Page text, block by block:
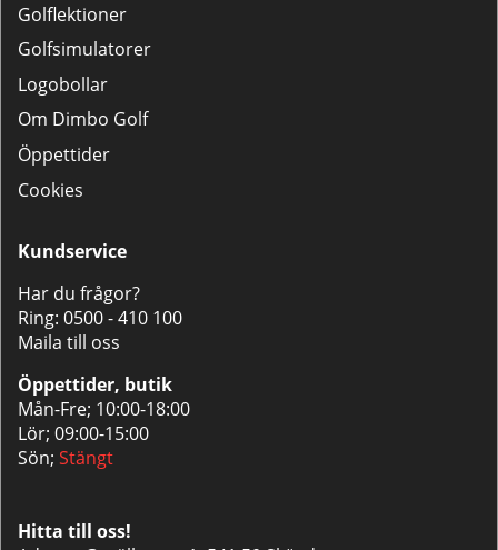
Golflektioner
Golfsimulatorer
Logobollar
Om Dimbo Golf
Öppettider
Cookies
Kundservice
Har du frågor?
Ring: 0500 - 410 100
Maila till oss
Öppettider, butik
Mån-Fre; 10:00-18:00
Lör; 09:00-15:00
Sön; Stängt
Hitta till oss!